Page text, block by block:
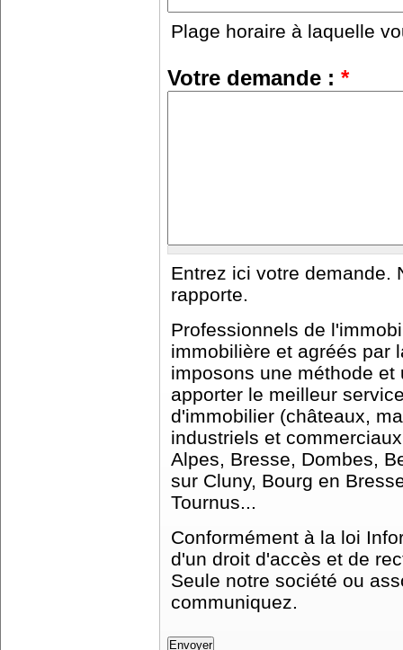
Plage horaire à laquelle
Votre demande : *
Entrez ici votre demande.
rapporte.
Professionnels de
immobilière et agréés par
imposons une méthode
apporter le meilleur
d'immobilier (châteaux,
industriels et
Alpes, Bresse, Dombes,
sur Cluny, Bourg en
Tournus...
Conformément à la loi
d'un droit d'accès et de
Seule notre société ou
communiquez.